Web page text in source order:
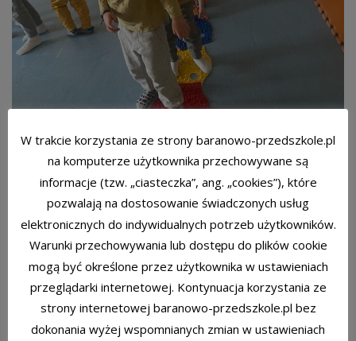
Tydzień Daltoński
W trakcie korzystania ze strony baranowo-przedszkole.pl
na komputerze użytkownika przechowywane są
informacje (tzw. „ciasteczka”, ang. „cookies”), które
pozwalają na dostosowanie świadczonych usług
elektronicznych do indywidualnych potrzeb użytkowników.
Warunki przechowywania lub dostępu do plików cookie
mogą być określone przez użytkownika w ustawieniach
przeglądarki internetowej. Kontynuacja korzystania ze
strony internetowej baranowo-przedszkole.pl bez
dokonania wyżej wspomnianych zmian w ustawieniach